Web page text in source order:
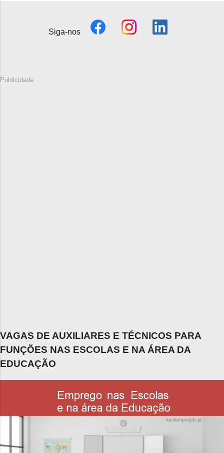
Siga-nos
Publicidade
VAGAS DE AUXILIARES E TÉCNICOS PARA
FUNÇÕES NAS ESCOLAS E NA ÁREA DA
EDUCAÇÃO